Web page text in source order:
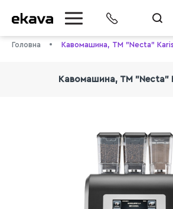
info@ekava.com.ua
Головна Кавомашина, TM "Necta"
Кавомашина, TM "Necta"